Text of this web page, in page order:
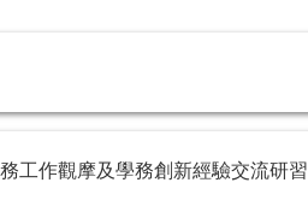
工作觀摩及學務創新經驗交流研習